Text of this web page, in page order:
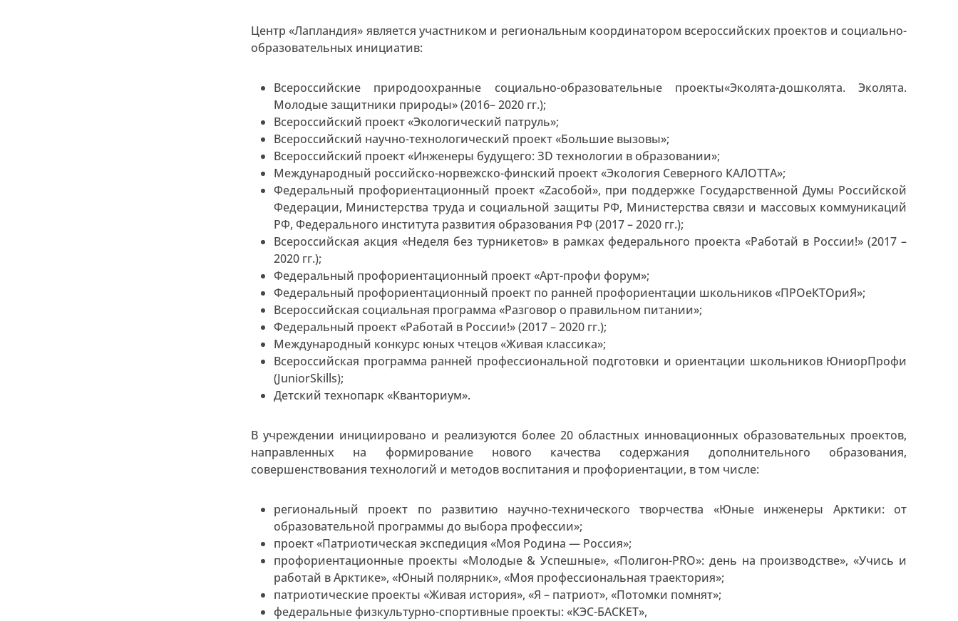
Центр «Лапландия» является участником и региональным координатором всероссийских проектов и социально-
образовательных инициатив:
Всероссийские природоохранные социально-образовательные проекты«Эколята-дошколята. Эколята.
Молодые защитники природы» (2016– 2020 гг.);
Всероссийский проект «Экологический патруль»;
Всероссийский научно-технологический проект «Большие вызовы»;
Всероссийский проект «Инженеры будущего: ЗD технологии в образовании»;
Международный российско-норвежско-финский проект «Экология Северного КАЛОТТА»;
Федеральный профориентационный проект «Zасобой», при поддержке Государственной Думы Российской
Федерации, Министерства труда и социальной защиты РФ, Министерства связи и массовых коммуникаций
РФ, Федерального института развития образования РФ (2017 – 2020 гг.);
Всероссийская акция «Неделя без турникетов» в рамках федерального проекта «Работай в России!» (2017 –
2020 гг.);
Федеральный профориентационный проект «Арт-профи форум»;
Федеральный профориентационный проект по ранней профориентации школьников «ПРОеКТОриЯ»;
Всероссийская социальная программа «Разговор о правильном питании»;
Федеральный проект «Работай в России!» (2017 – 2020 гг.);
Международный конкурс юных чтецов «Живая классика»;
Всероссийская программа ранней профессиональной подготовки и ориентации школьников ЮниорПрофи
(JuniorSkills);
Детский технопарк «Кванториум».
В учреждении инициировано и реализуются более 20 областных инновационных образовательных проектов,
направленных на формирование нового качества содержания дополнительного образования,
совершенствования технологий и методов воспитания и профориентации, в том числе:
региональный проект по развитию научно-технического творчества «Юные инженеры Арктики: от
образовательной программы до выбора профессии»;
проект «Патриотическая экспедиция «Моя Родина — Россия»;
профориентационные проекты «Молодые & Успешные», «Полигон-PRO»: день на производстве», «Учись и
работай в Арктике», «Юный полярник», «Моя профессиональная траектория»;
патриотические проекты «Живая история», «Я – патриот», «Потомки помнят»;
федеральные физкультурно-спортивные проекты: «КЭС-БАСКЕТ»,